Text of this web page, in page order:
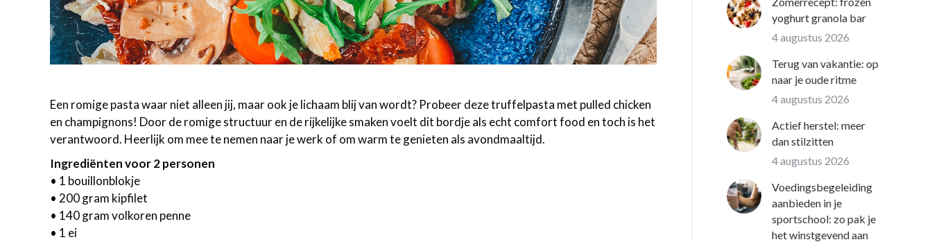
Een romige pasta waar niet alleen jij, maar ook je lichaam blij van wordt? Probeer deze truffelpasta met pulled chicken
en champignons! Door de romige structuur en de rijkelijke smaken voelt dit bordje als echt comfort food en toch is het
verantwoord. Heerlijk om mee te nemen naar je werk of om warm te genieten als avondmaaltijd.
Ingrediënten voor 2 personen
• 1 bouillonblokje
• 200 gram kipfilet
• 140 gram volkoren penne
• 1 ei
yoghurt granola bar
4 augustus 2026
Terug van vakantie: op
naar je oude ritme
4 augustus 2026
Actief herstel: meer
dan stilzitten
4 augustus 2026
Voedingsbegeleiding
aanbieden in je
sportschool: zo pak je
het winstgevend aan